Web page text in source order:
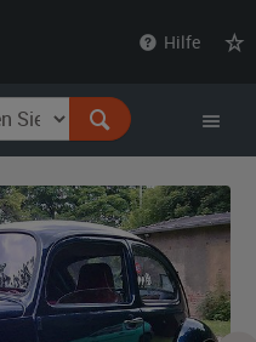
Hilfe